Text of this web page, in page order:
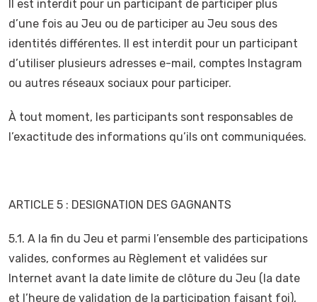
Il est interdit pour un participant de participer plus
d’une fois au Jeu ou de participer au Jeu sous des
identités différentes. Il est interdit pour un participant
d’utiliser plusieurs adresses e-mail, comptes Instagram
ou autres réseaux sociaux pour participer.
À tout moment, les participants sont responsables de
l’exactitude des informations qu’ils ont communiquées.
ARTICLE 5 : DESIGNATION DES GAGNANTS
5.1. A la fin du Jeu et parmi l’ensemble des participations
valides, conformes au Règlement et validées sur
Internet avant la date limite de clôture du Jeu (la date
et l’heure de validation de la participation faisant foi),